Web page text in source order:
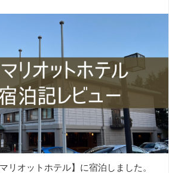
リオットホテル】に宿泊しました。